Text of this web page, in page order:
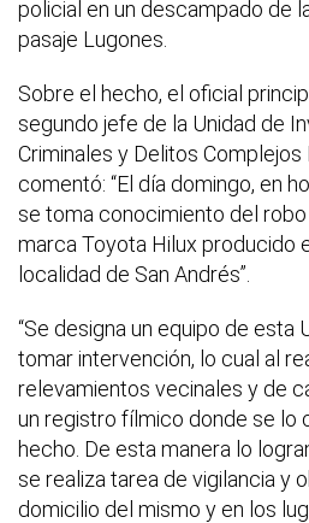
policial en un descampado de
pasaje Lugones.
Sobre el hecho, el oficial
segundo jefe de la Unidad de
Criminales y Delitos Complejos
comentó: “El día domingo, en
se toma conocimiento del
marca Toyota Hilux producido
localidad de San Andrés”.
“Se designa un equipo de esta
tomar intervención, lo cual al
relevamientos vecinales y de
un registro fílmico donde se lo
hecho. De esta manera lo
se realiza tarea de vigilancia y
domicilio del mismo y en los